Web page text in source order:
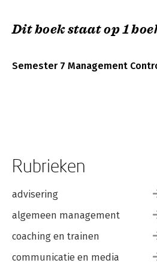
Dit boek staat op 1
Semester 7 Management
Rubrieken
advisering
algemeen management
coaching en trainen
communicatie en media